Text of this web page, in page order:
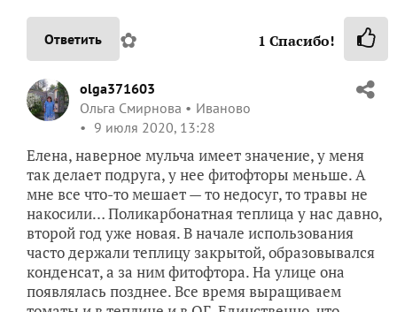
Ответить ✿ 1 Спасибо!
olga371603
Ольга Смирнова
Иваново
9 июля 2020, 13:28
Елена, наверное мульча имеет значение, у меня
так делает подруга, у нее фитофторы меньше. А
мне все что-то мешает — то недосуг, то травы не
накосили… Поликарбонатная теплица у нас давно,
второй год уже новая. В начале использования
часто держали теплицу закрытой, образовывался
конденсат, а за ним фитофтора. На улице она
появлялась позднее. Все время выращиваем